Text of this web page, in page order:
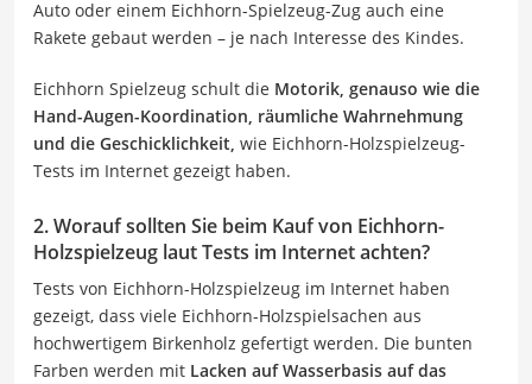
Auto oder einem Eichhorn-Spielzeug-Zug auch eine
Rakete gebaut werden – je nach Interesse des Kindes.
Eichhorn Spielzeug schult die Motorik, genauso wie die
Hand-Augen-Koordination, räumliche Wahrnehmung
und die Geschicklichkeit, wie Eichhorn-Holzspielzeug-
Tests im Internet gezeigt haben.
2. Worauf sollten Sie beim Kauf von Eichhorn-
Holzspielzeug laut Tests im Internet achten?
Tests von Eichhorn-Holzspielzeug im Internet haben
gezeigt, dass viele Eichhorn-Holzspielsachen aus
hochwertigem Birkenholz gefertigt werden. Die bunten
Farben werden mit Lacken auf Wasserbasis auf das